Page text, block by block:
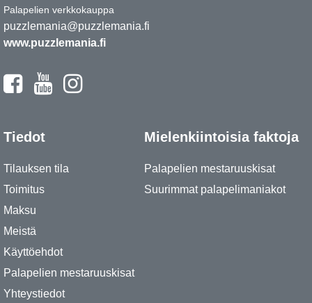
Palapelien verkkokauppa
puzzlemania@puzzlemania.fi
www.puzzlemania.fi
Tiedot
Tilauksen tila
Toimitus
Maksu
Meistä
Käyttöehdot
Palapelien mestaruuskisat
Yhteystiedot
Mielenkiintoisia faktoja
Palapelien mestaruuskisat
Suurimmat palapelimaniakot